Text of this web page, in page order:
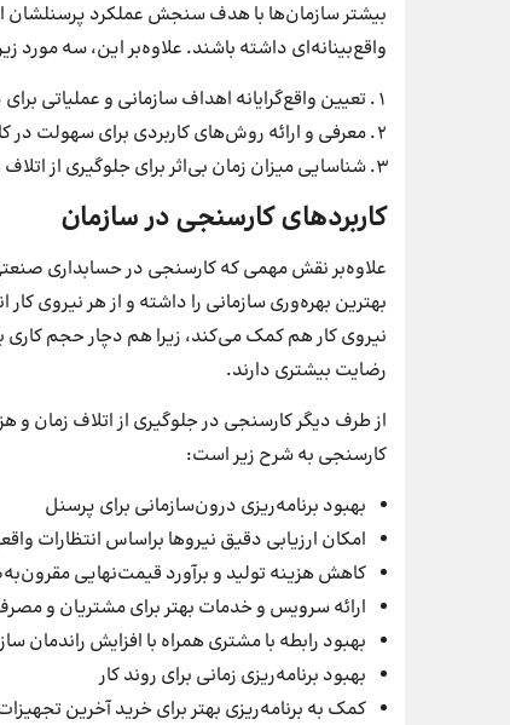
بیشتر سازمان‌ها با هدف سنجش عملکرد پرسنلشان از
واقع‌بینانه‌ای داشته باشند. علاوه‌بر این، سه
تعیین واقع‌گرایانه اهداف سازمانی و عملیاتی برای
معرفی و ارائه روش‌های کاربردی برای سهولت در
شناسایی میزان زمان بی‌اثر برای جلوگیری از
کاربردهای کارسنجی در سازمان
علاوه‌بر نقش مهمی که کارسنجی در حسابداری
بهترین بهره‌وری سازمانی را داشته و از هر نیروی
رضایت بیشتری دارند.
از طرف دیگر کارسنجی در جلوگیری از اتلاف زمان و
کارسنجی به شرح زیر است:
بهبود برنامه‌ریزی درون‌سازمانی برای پرسنل
امکان ارزیابی دقیق نیروها بر‌اساس انتظارات
کاهش هزینه تولید و برآورد قیمت‌نهایی
ارائه سرویس و خدمات بهتر برای مشتریان و
بهبود رابطه با مشتری همراه با افزایش راندمان
بهبود برنامه‌ریزی زمانی برای روند کار
کمک به برنامه‌ریزی بهتر برای خرید آخرین